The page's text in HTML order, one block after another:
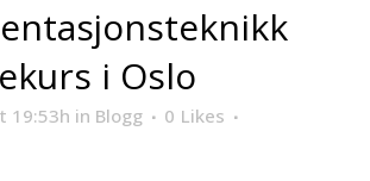
i Oslo
19:53h in Blogg 0 Likes